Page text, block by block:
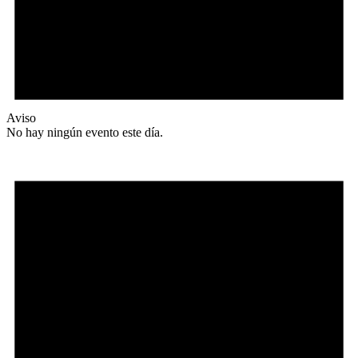
Aviso
No hay ningún evento este día.